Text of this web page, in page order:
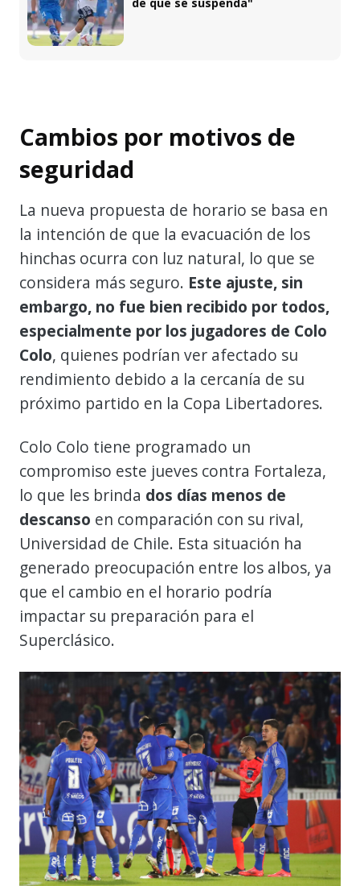
Cambios por motivos de
seguridad
La nueva propuesta de horario se basa en
la intención de que la evacuación de los
hinchas ocurra con luz natural, lo que se
considera más seguro. Este ajuste, sin
embargo, no fue bien recibido por todos,
especialmente por los jugadores de Colo
Colo, quienes podrían ver afectado su
rendimiento debido a la cercanía de su
próximo partido en la Copa Libertadores.
Colo Colo tiene programado un
compromiso este jueves contra Fortaleza,
lo que les brinda dos días menos de
descanso en comparación con su rival,
Universidad de Chile. Esta situación ha
generado preocupación entre los albos, ya
que el cambio en el horario podría
impactar su preparación para el
Superclásico.